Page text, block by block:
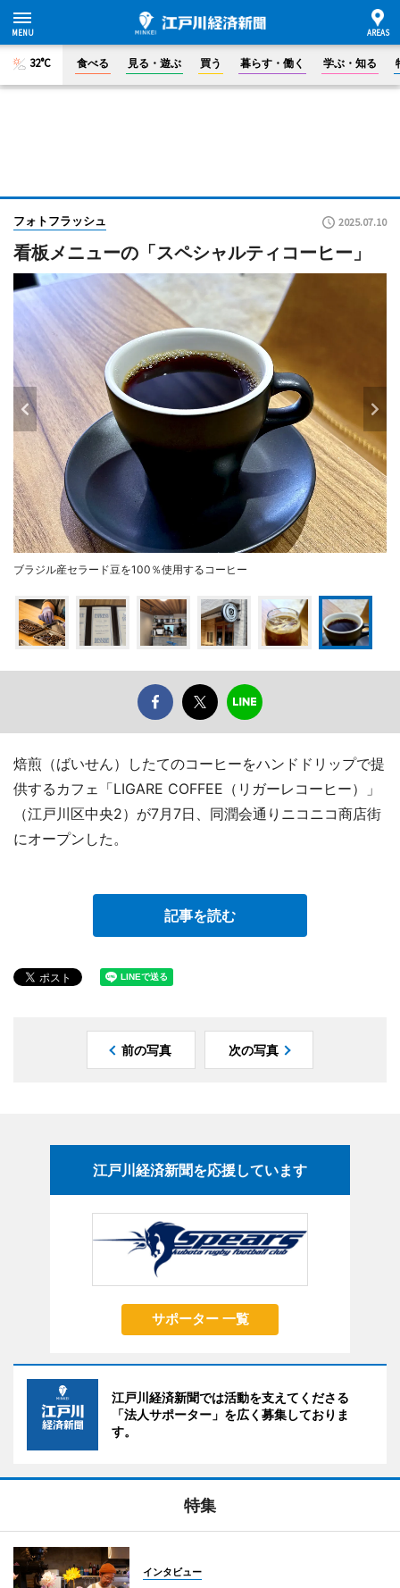
32°C 食べる 見る・遊ぶ 買う 暮らす・働く 学ぶ・知る
フォトフラッシュ 2025.07.10
看板メニューの「スペシャルティコーヒー」
ブラジル産セラード豆を100％使用するコーヒー
焙煎（ばいせん）したてのコーヒーをハンドドリップで提
供するカフェ「LIGARE COFFEE（リガーレコーヒー）」
（江戸川区中央2）が7月7日、同潤会通りニコニコ商店街
にオープンした。
記事を読む
前の写真 次の写真
江戸川経済新聞を応援しています
サポーター 一覧
江戸川経済新聞では活動を支えてくださる
「法人サポーター」を広く募集しておりま
す。
特集
インタビュー